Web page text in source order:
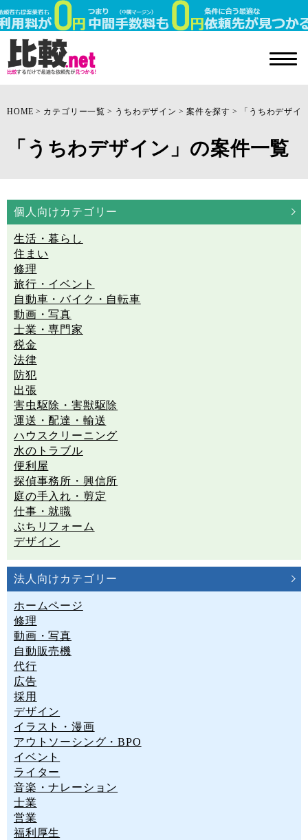
HOME カテゴリー一覧 うちわデザイン 案件を探す 「うちわデザイ
「うちわデザイン」の案件一覧
個人向けカテゴリー
生活・暮らし
住まい
修理
旅行・イベント
自動車・バイク・自転車
動画・写真
士業・専門家
税金
法律
防犯
出張
害虫駆除・害獣駆除
運送・配達・輸送
ハウスクリーニング
水のトラブル
便利屋
探偵事務所・興信所
庭の手入れ・剪定
仕事・就職
ぷちリフォーム
デザイン
法人向けカテゴリー
ホームページ
修理
動画・写真
自動販売機
代行
広告
採用
デザイン
イラスト・漫画
アウトソーシング・BPO
イベント
ライター
音楽・ナレーション
士業
営業
福利厚生